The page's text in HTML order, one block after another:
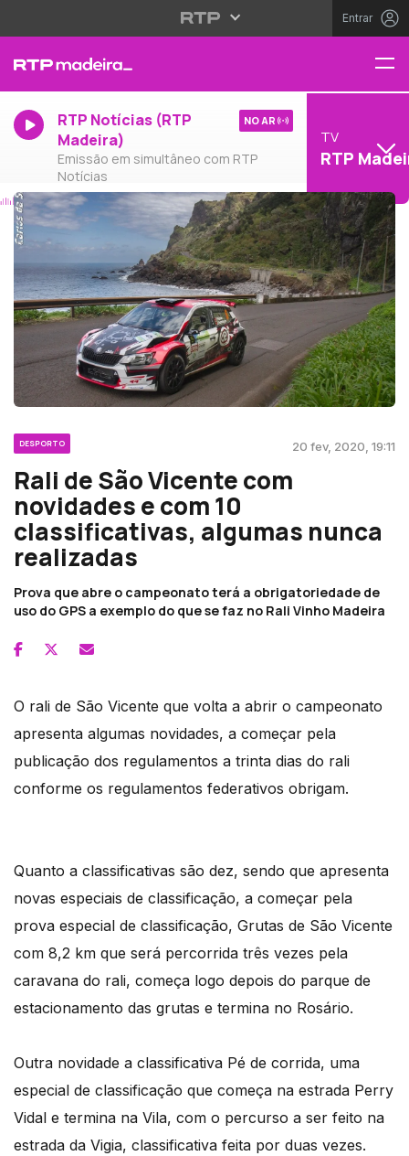
Entrar
RTP Notícias (RTP
Madeira)
Emissão em simultâneo com RTP
Notícias
NO AR
TV
RTP
DESPORTO 20 fev, 2020, 19:11
Rali de São Vicente com
novidades e com 10
classificativas, algumas nunca
realizadas
Prova que abre o campeonato terá a obrigatoriedade de
uso do GPS a exemplo do que se faz no Rali Vinho Madeira
O rali de São Vicente que volta a abrir o campeonato
apresenta algumas novidades, a começar pela
publicação dos regulamentos a trinta dias do rali
conforme os regulamentos federativos obrigam.
Quanto a classificativas são dez, sendo que apresenta
novas especiais de classificação, a começar pela
prova especial de classificação, Grutas de São Vicente
com 8,2 km que será percorrida três vezes pela
caravana do rali, começa logo depois do parque de
estacionamento das grutas e termina no Rosário.
Outra novidade a classificativa Pé de corrida, uma
especial de classificação que começa na estrada Perry
Vidal e termina na Vila, com o percurso a ser feito na
estrada da Vigia, classificativa feita por duas vezes.